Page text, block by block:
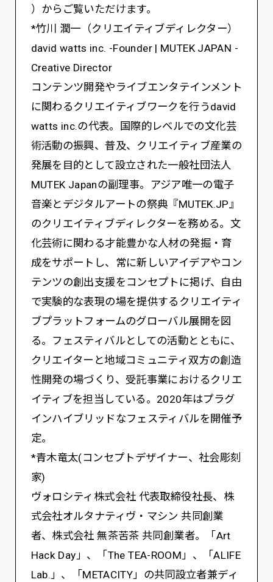
）からご覧いただけます。
*竹川 潤一（クリエイティブディレクター）
david watts inc. -Founder | MUTEK JAPAN -
Creative Director
コンテンツ開発やライブエンタテインメント
に関わるクリエイティブワークを行うdavid
watts inc.の代表。国際的レベルでの文化芸
術活動の振興、普及、クリエイティブ産業の
発展を目的として設立された一般社団法人
MUTEK Japanの副理事。アジア唯一の電子
音楽とデジタルアートの祭典『MUTEK.JP』
のクリエイティブディレクターを務める。文
化芸術に関わる才能豊かな人材の発掘・育
成をサポートし、常に新しいアイデアやコン
テンツの創出支援をコンセプトに掲げ、自由
で実験的な表現の場を提供するクリエイティ
ブプラットフォームのグローバル展開を図
る。フェスティバルとしての活動とともに、
クリエイターと地域コミュニティ双方の創造
性開発の場づくり、受託事業におけるクリエ
イティブを担当している。2020年はプラグ
インハイブリッドなフェスティバルを開催予
定。
*青木竜太(コンセプトデザイナー、社会彫刻
家)
ヴォロシティ株式会社 代表取締役社長、株
式会社オルタナティヴ・マシン 共同創業
者、株式会社 無茶苦茶 共同創業者。「Art
Hack Day」、「The TEA-ROOM」、「ALIFE
Lab.」、「METACITY」の共同設立者兼ディ